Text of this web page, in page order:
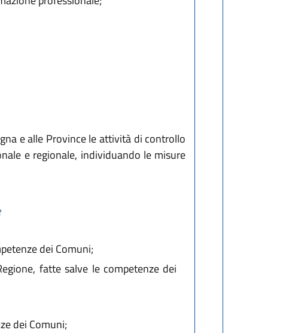
e alle Province le attività di controllo
e regionale, individuando le misure
dei Comuni;
fatte salve le competenze dei
dei Comuni;